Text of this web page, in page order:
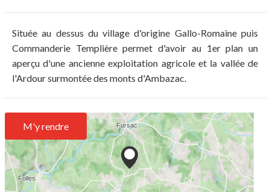
Située au dessus du village d'origine Gallo-Romaine puis
Commanderie Templière permet d'avoir au 1er plan un
aperçu d'une ancienne exploitation agricole et la vallée de
l'Ardour surmontée des monts d'Ambazac.
M'y rendre